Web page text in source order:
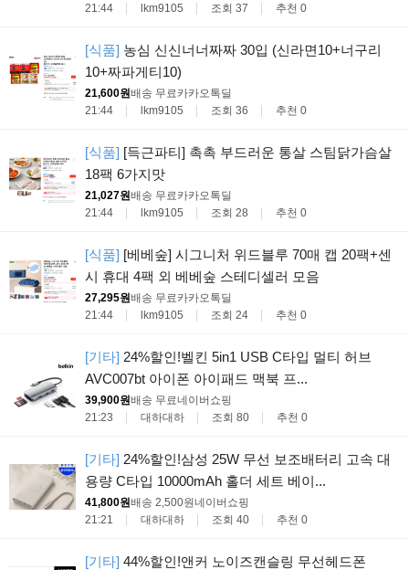
21:44
lkm9105 조회 37 추천 0
[식품] 농심 신신너너짜짜 30입 (신라면10+너구리
10+짜파게티10)
21,600원배송 무료 카카오톡딜
21:44
lkm9105 조회 36 추천 0
[식품] [득근파티] 촉촉 부드러운 통살 스팀닭가슴살
18팩 6가지맛
21,027원배송 무료 카카오톡딜
21:44
lkm9105 조회 28 추천 0
[식품] [베베숲] 시그니처 위드블루 70매 캡 20팩+센
시 휴대 4팩 외 베베숲 스테디셀러 모음
27,295원배송 무료 카카오톡딜
21:44
lkm9105 조회 24 추천 0
[기타] 24%할인!벨킨 5in1 USB C타입 멀티 허브
AVC007bt 아이폰 아이패드 맥북 프...
39,900원배송 무료네이버쇼핑
21:23
대하대하 조회 80 추천 0
[기타] 24%할인!삼성 25W 무선 보조배터리 고속 대
용량 C타입 10000mAh 홀더 세트 베이...
41,800원배송 2,500원네이버쇼핑
21:21
대하대하 조회 40 추천 0
[기타] 44%할인!앤커 노이즈캔슬링 무선헤드폰